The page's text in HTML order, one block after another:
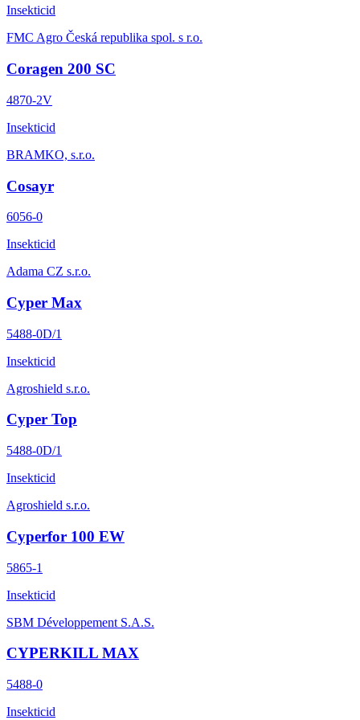
Insekticid
FMC Agro Česká republika spol. s r.o.
Coragen 200 SC
4870-2V
Insekticid
BRAMKO, s.r.o.
Cosayr
6056-0
Insekticid
Adama CZ s.r.o.
Cyper Max
5488-0D/1
Insekticid
Agroshield s.r.o.
Cyper Top
5488-0D/1
Insekticid
Agroshield s.r.o.
Cyperfor 100 EW
5865-1
Insekticid
SBM Développement S.A.S.
CYPERKILL MAX
5488-0
Insekticid